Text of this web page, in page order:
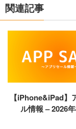
関連記事
【iPhone&iPad】
ル情報 – 2026